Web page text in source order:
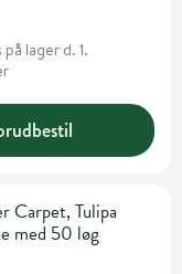
lager d. 1.
Carpet, Tulipa
med 50 løg